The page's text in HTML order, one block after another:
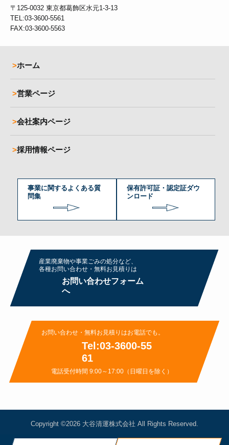
〒125-0032 東京都葛飾区水元1-3-13
TEL:03-3600-5561
FAX:03-3600-5563
ホーム
営業ページ
会社案内ページ
採用情報ページ
事業に関するよくある質
問集
保有許可証・認定証ダウ
ンロード
産業廃棄物や事業ごみの処分など、
各種お問い合わせ・無料お⾒積りは
お問い合わせフォーム
へ
お問い合わせ・無料お⾒積りはお電話でも。
Tel:03-3600-55
61
電話受付時間 9:00～17:00（日曜日を除く）
Copyright ©2026 大谷清運株式会社 All Rights Reserved.